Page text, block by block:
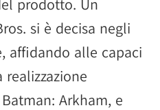
prodotto. Un
si è decisa negli
affidando alle capaci
Arkham, e